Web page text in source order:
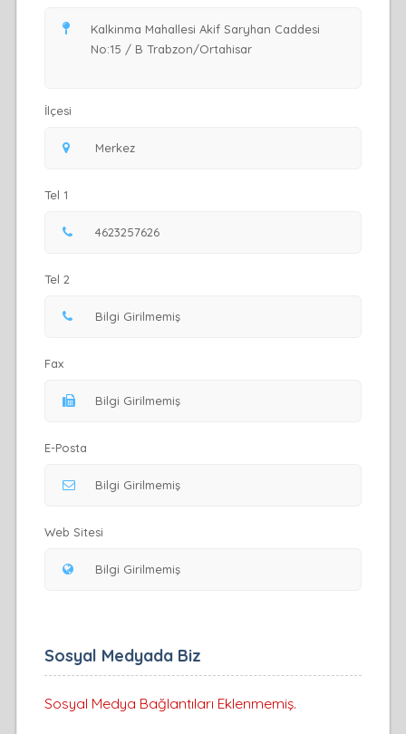
İlçesi
Tel 1
Tel 2
Fax
E-Posta
Web Sitesi
Sosyal Medyada Biz
Sosyal Medya Bağlantıları Eklenmemiş.